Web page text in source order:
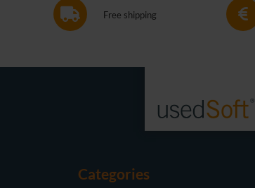
Free shipping
Categories